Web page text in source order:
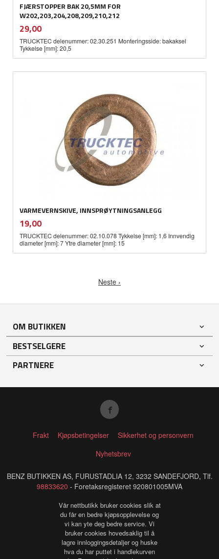
FJÆRSTOPPER BAK 20,5MM FOR
W202,203,204,208,209,210,212
Pris
29,00mva.
TRUCKTEC delenummer: 02.30.251 Monteringsside: bakaksel
Tykkelse [mm]: 20,5
VARMEVERNSKIVE, INNSPRØYTNINGSANLEGG
Pris
19,00mva.
TRUCKTEC delenummer: 02.10.078 Tykkelse [mm]: 1,6 Innvendig
diameter [mm]: 7 Ytre diameter [mm]: 15
Neste ›
OM BUTIKKEN
BESTSELGERE
PARTNERE
Frakt Kjøpsbetingelser
Sikkerhet og personvern
Nyhetsbrev
BENZ BUTIKKEN AS, FURUSTADLIA 12, 3232 SANDEFJORD, Tlf.
98833620 - Foretaksregisteret 920801005MVA
Vår nettbutikk bruker cookies slik at
du får en bedre kjøpsopplevelse og
vi kan yte deg bedre service. Vi
bruker cookies hovedsaklig til å
lagre innloggingsdetaljer og huske
hva du har puttet i handlekurven